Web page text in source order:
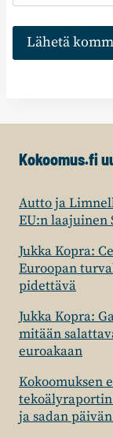
Kokoomus.fi
Autto ja
EU:n laajuinen
Jukka Kopra:
Euroopan
pidettävä
Jukka Kopra:
mitään
euroakaan
Kokoomuksen
ja sadan